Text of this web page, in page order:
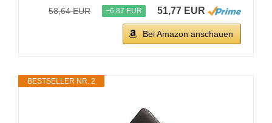
58,64 EUR −6,87 EUR 51,77 EUR
Bei Amazon anschauen
BESTSELLER NR. 2